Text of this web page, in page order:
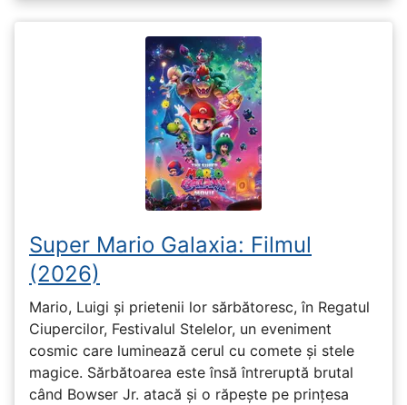
Super Mario Galaxia: Filmul
(2026)
Mario, Luigi și prietenii lor sărbătoresc, în Regatul
Ciupercilor, Festivalul Stelelor, un eveniment
cosmic care luminează cerul cu comete și stele
magice. Sărbătoarea este însă întreruptă brutal
când Bowser Jr. atacă și o răpește pe prinţesa